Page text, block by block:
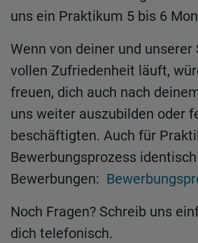
uns ein Praktikum 5 bis 6
Wenn von deiner und
vollen Zufriedenheit läuft,
freuen, dich auch nach
uns weiter auszubilden oder
beschäftigten. Auch für
Bewerbungsprozess
Bewerbungen:
Noch Fragen? Schreib uns
dich telefonisch.